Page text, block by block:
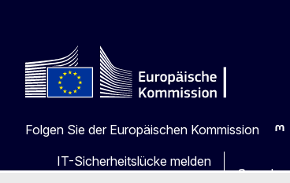
Folgen Sie der Europäischen Kommission
IT-Sicherheitslücke melden